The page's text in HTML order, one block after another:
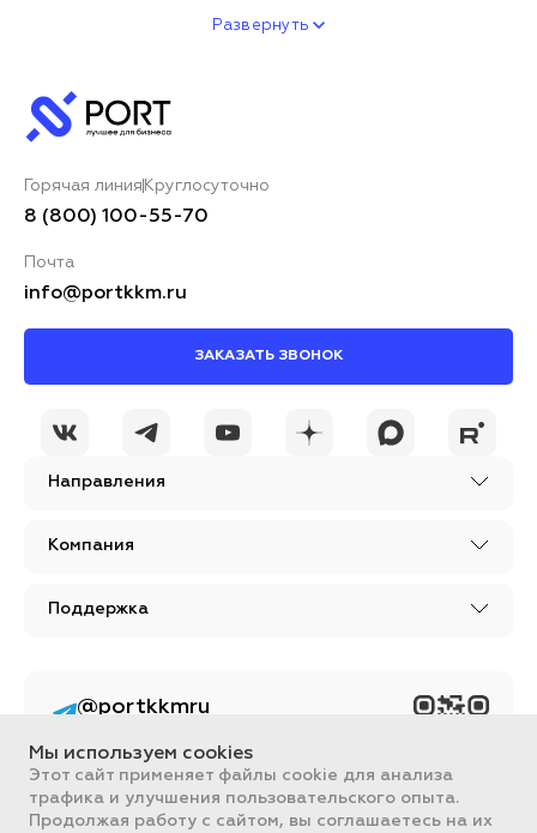
Развернуть
Направления
Компания
Поддержка
Горячая линия Круглосуточно
8 (800) 100-55-70
Почта
info@portkkm.ru
ЗАКАЗАТЬ ЗВОНОК
Вся информация, размещенная на сайте, носит ознакомительный
@portkkmru
контент PORT - бизнес
портал
Мы используем cookies
Этот сайт применяет файлы cookie для анализа
трафика и улучшения пользовательского опыта.
Продолжая работу с сайтом, вы соглашаетесь на их